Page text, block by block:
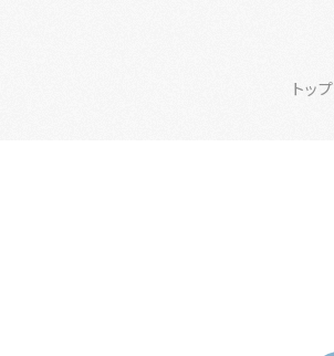
トップ